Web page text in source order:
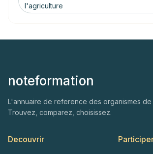
l'agriculture
noteformation
L'annuaire de reference des organismes de
Trouvez, comparez, choisissez.
Decouvrir